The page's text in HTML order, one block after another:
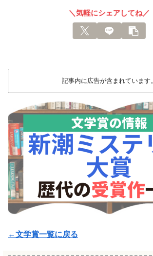
＼気軽にシェアしてね／
記事内に広告が含まれています。
←文学賞一覧に戻る